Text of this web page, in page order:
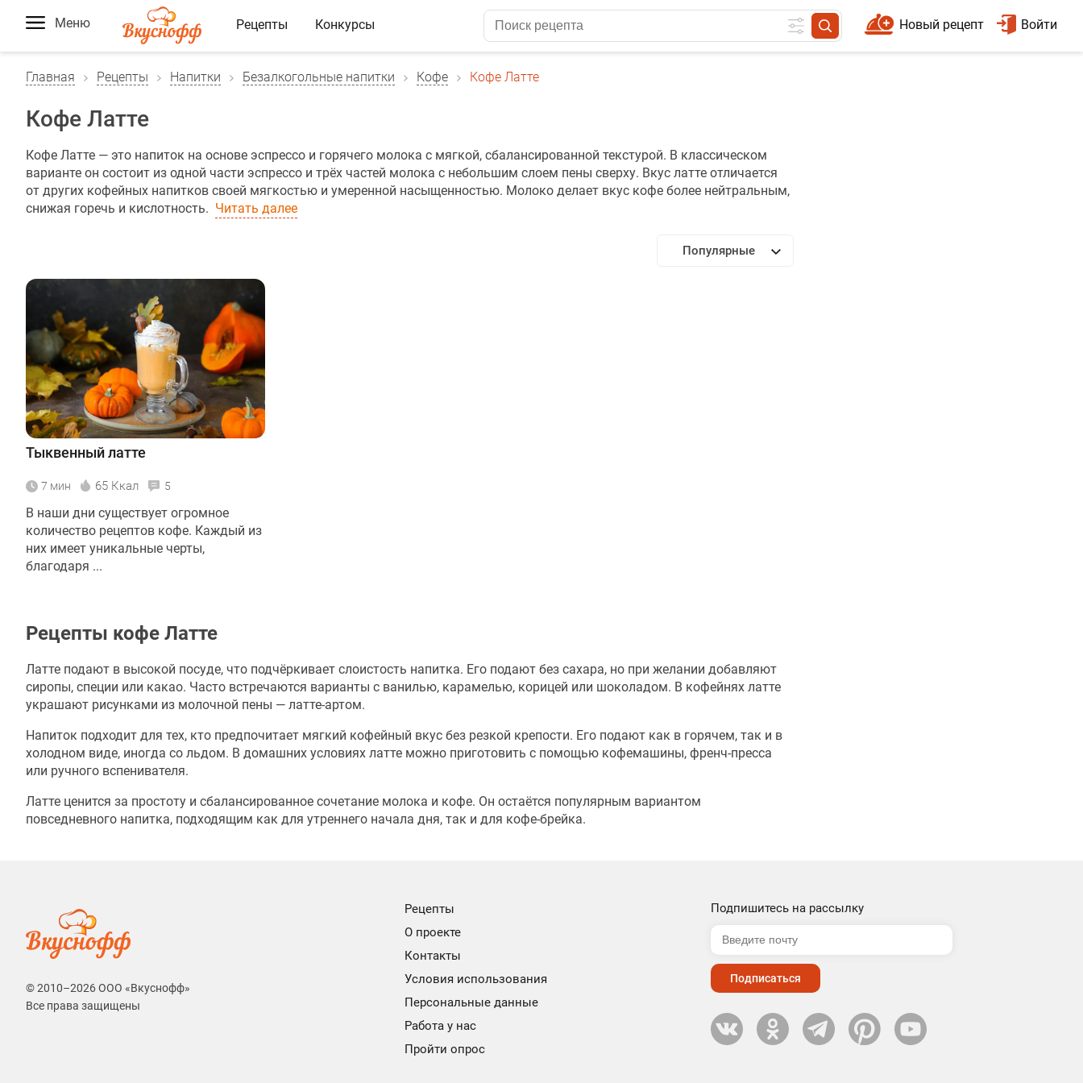
Меню Рецепты Конкурсы Войти
Новый рецепт
Главная Рецепты Напитки Безалкогольные напитки Кофе Кофе Латте
Кофе Латте
Кофе Латте — это напиток на основе эспрессо и горячего молока с мягкой, сбалансированной текстурой. В классическом
варианте он состоит из одной части эспрессо и трёх частей молока с небольшим слоем пены сверху. Вкус латте отличается
от других кофейных напитков своей мягкостью и умеренной насыщенностью. Молоко делает вкус кофе более нейтральным,
снижая горечь и кислотность. Читать далее
Популярные
Тыквенный латте
7 мин 65 Ккал 5
В наши дни существует огромное
количество рецептов кофе. Каждый из
них имеет уникальные черты,
благодаря ...
Рецепты кофе Латте
Латте подают в высокой посуде, что подчёркивает слоистость напитка. Его подают без сахара, но при желании добавляют
сиропы, специи или какао. Часто встречаются варианты с ванилью, карамелью, корицей или шоколадом. В кофейнях латте
украшают рисунками из молочной пены — латте-артом.
Напиток подходит для тех, кто предпочитает мягкий кофейный вкус без резкой крепости. Его подают как в горячем, так и в
холодном виде, иногда со льдом. В домашних условиях латте можно приготовить с помощью кофемашины, френч-пресса
или ручного вспенивателя.
Латте ценится за простоту и сбалансированное сочетание молока и кофе. Он остаётся популярным вариантом
повседневного напитка, подходящим как для утреннего начала дня, так и для кофе-брейка.
Рецепты
О проекте
Контакты
Условия использования
Персональные данные
Работа у нас
Пройти опрос
Подпишитесь на рассылку
Подписаться
© 2010–2026 ООО «Вкуснофф»
Все права защищены